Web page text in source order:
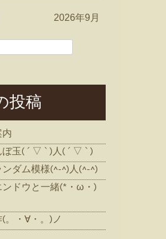
2026年9月
投稿
玉( ´ ▽ ` )人( ´ ▽ ` )
ダム模様(^-^)人(^-^)
ンドウと一緒(*・ω・)
。・∀・。)ノ